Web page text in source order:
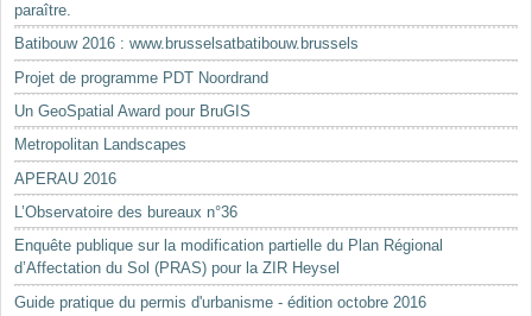
paraître.
Batibouw 2016 : www.brusselsatbatibouw.brussels
Projet de programme PDT Noordrand
Un GeoSpatial Award pour BruGIS
Metropolitan Landscapes
APERAU 2016
L’Observatoire des bureaux n°36
Enquête publique sur la modification partielle du Plan Régional
d’Affectation du Sol (PRAS) pour la ZIR Heysel
Guide pratique du permis d'urbanisme - édition octobre 2016